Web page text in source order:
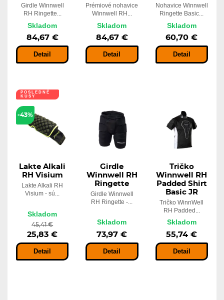
Girdle Winnwell
RH Ringette...
Skladom
84,67 €
Detail
Prémiové nohavice
Winnwell RH...
Skladom
84,67 €
Detail
Nohavice Winnwell
Ringette Basic...
Skladom
60,70 €
Detail
POSLEDNÉ
KUSY
-43%
Lakte Alkali
RH Visium
Lakte Alkali RH
Visium - sú...
Skladom
45,41 €
25,83 €
Detail
Girdle
Winnwell RH
Ringette
Girdle Winnwell
RH Ringette -...
Skladom
73,97 €
Detail
Tričko
Winnwell RH
Padded Shirt
Basic JR
Tričko WinnWell
RH Padded...
Skladom
55,74 €
Detail